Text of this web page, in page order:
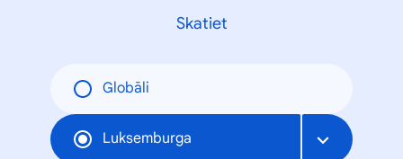
Skatiet
Globāli
Luksemburga